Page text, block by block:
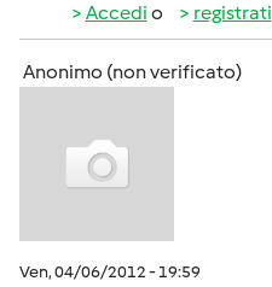
Accedi o registrati
Anonimo (non verificato)
Ven, 04/06/2012 - 19:59